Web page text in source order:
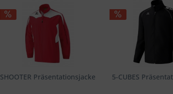
SHOOTER Präsentationsjacke 5-CUBES